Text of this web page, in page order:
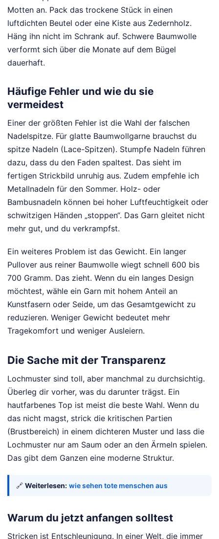
Motten an. Pack das trockene Stück in einen
luftdichten Beutel oder eine Kiste aus Zedernholz.
Häng ihn nicht im Schrank auf. Schwere Baumwolle
verformt sich über die Monate auf dem Bügel
dauerhaft.
Häufige Fehler und wie du sie
vermeidest
Einer der größten Fehler ist die Wahl der falschen
Nadelspitze. Für glatte Baumwollgarne brauchst du
spitze Nadeln (Lace-Spitzen). Stumpfe Nadeln führen
dazu, dass du den Faden spaltest. Das sieht im
fertigen Strickbild unruhig aus. Zudem empfehle ich
Metallnadeln für den Sommer. Holz- oder
Bambusnadeln können bei hoher Luftfeuchtigkeit oder
schwitzigen Händen „stoppen“. Das Garn gleitet nicht
mehr gut, und du verkrampfst.
Ein weiteres Problem ist das Gewicht. Ein langer
Pullover aus reiner Baumwolle wiegt schnell 600 bis
700 Gramm. Das zieht. Wenn du ein langes Design
möchtest, wähle ein Garn mit hohem Anteil an
Kunstfasern oder Seide, um das Gesamtgewicht zu
reduzieren. Weniger Gewicht bedeutet mehr
Tragekomfort und weniger Ausleiern.
Die Sache mit der Transparenz
Lochmuster sind toll, aber manchmal zu durchsichtig.
Überleg dir vorher, was du darunter trägst. Ein
hautfarbenes Top ist meist die beste Wahl. Wenn du
das nicht magst, strick die kritischen Partien
(Brustbereich) in einem dichteren Muster und lass die
Lochmuster nur am Saum oder an den Ärmeln spielen.
Das gibt dem Ganzen eine moderne Struktur.
🔗 Weiterlesen: wie sehen tote menschen aus
Warum du jetzt anfangen solltest
Stricken ist Entschleunigung. In einer Welt, die immer